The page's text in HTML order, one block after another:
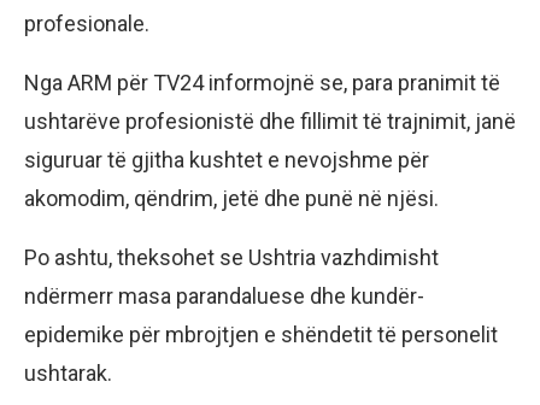
profesionale.
Nga ARM për TV24 informojnë se, para pranimit të
ushtarëve profesionistë dhe fillimit të trajnimit, janë
siguruar të gjitha kushtet e nevojshme për
akomodim, qëndrim, jetë dhe punë në njësi.
Po ashtu, theksohet se Ushtria vazhdimisht
ndërmerr masa parandaluese dhe kundër-
epidemike për mbrojtjen e shëndetit të personelit
ushtarak.